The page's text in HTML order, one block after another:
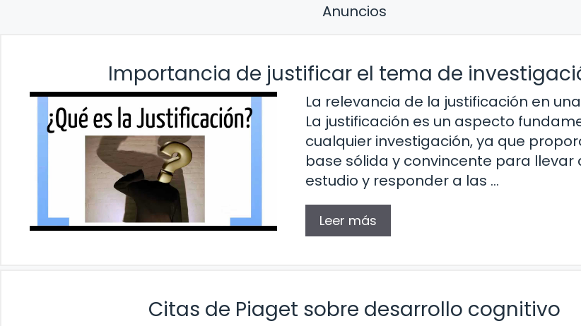
Anuncios
Importancia de justificar el tema de
La relevancia de la justificación en
La justificación es un aspecto
cualquier investigación, ya que
base sólida y convincente para llevar
estudio y responder a las …
Leer más
Citas de Piaget sobre desarrollo cognitivo